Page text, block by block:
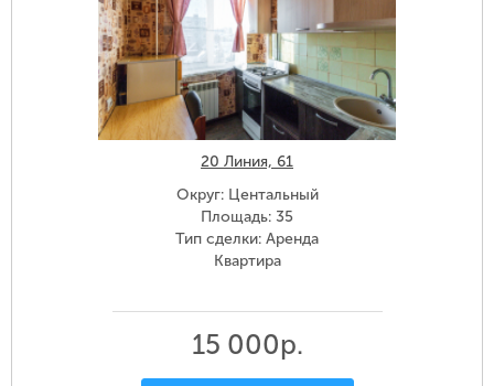
20 Линия, 61
Округ: Центальный
Площадь: 35
Тип сделки: Аренда
Квартира
15 000р.